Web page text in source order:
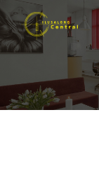
TUTVUSTUS